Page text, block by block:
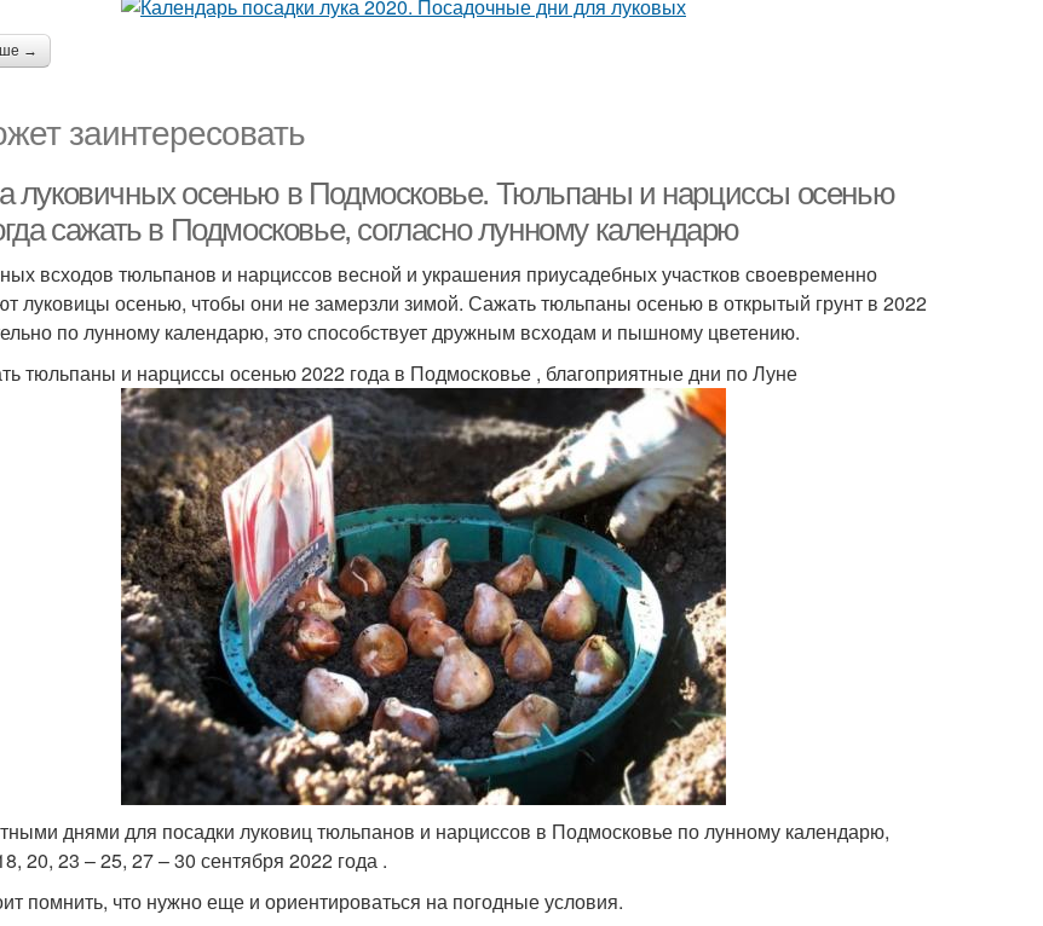
→
заинтересовать
луковичных осенью в Подмосковье. Тюльпаны и нарциссы осенью
сажать в Подмосковье, согласно лунному календарю
всходов тюльпанов и нарциссов весной и украшения приусадебных участков своевременно
луковицы осенью, чтобы они не замерзли зимой. Сажать тюльпаны осенью в открытый грунт в 2022
по лунному календарю, это способствует дружным всходам и пышному цветению.
тюльпаны и нарциссы осенью 2022 года в Подмосковье , благоприятные дни по Луне
днями для посадки луковиц тюльпанов и нарциссов в Подмосковье по лунному календарю,
20, 23 – 25, 27 – 30 сентября 2022 года .
помнить, что нужно еще и ориентироваться на погодные условия.